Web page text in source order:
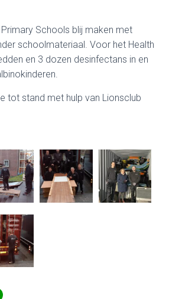
Schools blij maken met
schoolmateriaal. Voor het Health
en 3 dozen desinfectans in en
tot stand met hulp van Lionsclub